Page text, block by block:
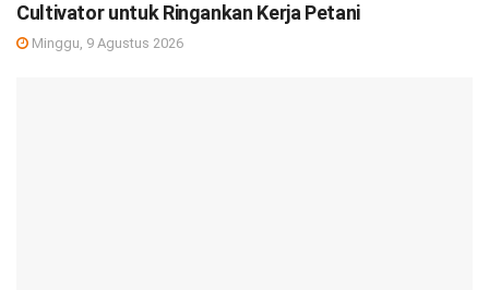
Cultivator untuk Ringankan Kerja Petani
Minggu, 9 Agustus 2026